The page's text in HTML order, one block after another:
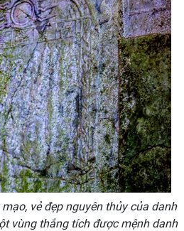
vẻ đẹp nguyên thủy của danh
vùng thắng tích được mệnh danh